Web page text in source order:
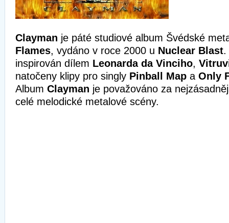
Clayman je páté studiové album Švédské
Flames, vydáno v roce 2000 u Nuclear Blast.
inspirován dílem Leonarda da Vinciho,
natočeny klipy pro singly Pinball Map a Only
Album Clayman je považováno za
celé melodické metalové scény.